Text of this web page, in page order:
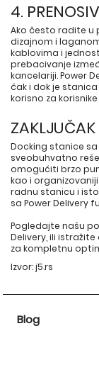
4.
Ako često radite u
dizajnom i
kablovima i
prebacivanje
kancelariji. Power
čak i dok je
korisno za
ZAKLJUČAK
Docking stanice
sveobuhvatno
omogućiti brzo
kao i
radnu stanicu i
sa Power Delivery
Pogledajte našu
Delivery, ili
za kompletnu
Izvor: j5.rs
Blog